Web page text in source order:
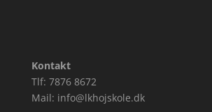
Kontakt
Tlf: 7876 8672
Mail: info@lkhojskole.dk